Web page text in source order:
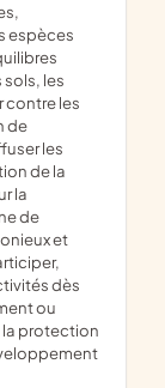
espèces
les
contre les
de
les
de la
la
de
et
dès
ou
protection